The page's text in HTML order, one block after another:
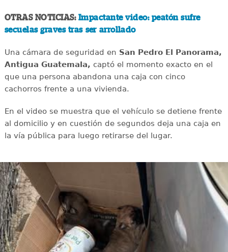
OTRAS NOTICIAS: Impactante video: peatón sufre
secuelas graves tras ser arrollado
Una cámara de seguridad en San Pedro El Panorama,
Antigua Guatemala, captó el momento exacto en el
que una persona abandona una caja con cinco
cachorros frente a una vivienda.
En el video se muestra que el vehículo se detiene frente
al domicilio y en cuestión de segundos deja una caja en
la vía pública para luego retirarse del lugar.